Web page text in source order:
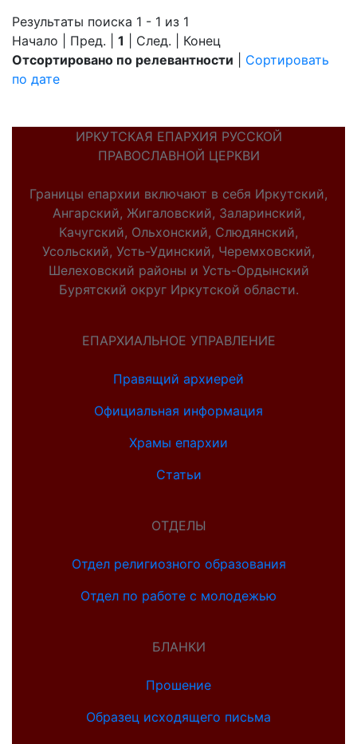
Результаты поиска 1 - 1 из 1
Начало | Пред. | 1 | След. | Конец
Отсортировано по релевантности
Сортировать
по дате
ИРКУТСКАЯ ЕПАРХИЯ РУССКОЙ
ПРАВОСЛАВНОЙ ЦЕРКВИ
Границы епархии включают в себя Иркутский,
Ангарский, Жигаловский, Заларинский,
Качугский, Ольхонский, Слюдянский,
Усольский, Усть-Удинский, Черемховский,
Шелеховский районы и Усть-Ордынский
Бурятский округ Иркутской области.
ЕПАРХИАЛЬНОЕ УПРАВЛЕНИЕ
Правящий архиерей
Официальная информация
Храмы епархии
Статьи
ОТДЕЛЫ
Отдел религиозного образования
Отдел по работе с молодежью
БЛАНКИ
Прошение
Образец исходящего письма